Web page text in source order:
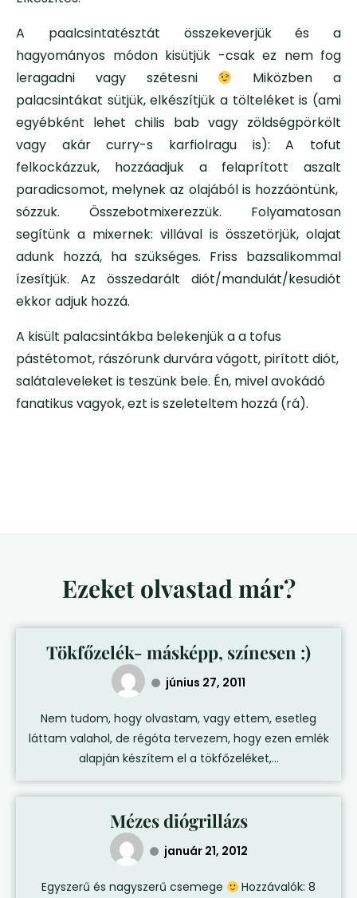
A paalcsintatésztát összekeverjük és a
hagyományos módon kisütjük -csak ez nem fog
leragadni vagy szétesni
Miközben a
palacsintákat sütjük, elkészítjük a tölteléket is (ami
egyébként lehet chilis bab vagy zöldségpörkölt
vagy akár curry-s karfiolragu is): A tofut
felkockázzuk, hozzáadjuk a felaprított aszalt
paradicsomot, melynek az olajából is hozzáöntünk,
sózzuk. Összebotmixerezzük. Folyamatosan
segítünk a mixernek: villával is összetörjük, olajat
adunk hozzá, ha szükséges. Friss bazsalikommal
ízesítjük. Az összedarált diót/mandulát/kesudiót
ekkor adjuk hozzá.
A kisült palacsintákba belekenjük a a tofus
pástétomot, rászórunk durvára vágott, pirított diót,
salátaleveleket is teszünk bele. Én, mivel avokádó
fanatikus vagyok, ezt is szeleteltem hozzá (rá).
Ezeket olvastad már?
Tökfőzelék- másképp, színesen :)
június 27, 2011
Nem tudom, hogy olvastam, vagy ettem, esetleg
láttam valahol, de régóta tervezem, hogy ezen emlék
alapján készítem el a tökfőzeléket,...
Mézes diógrillázs
január 21, 2012
Egyszerű és nagyszerű csemege
Hozzávalók: 8